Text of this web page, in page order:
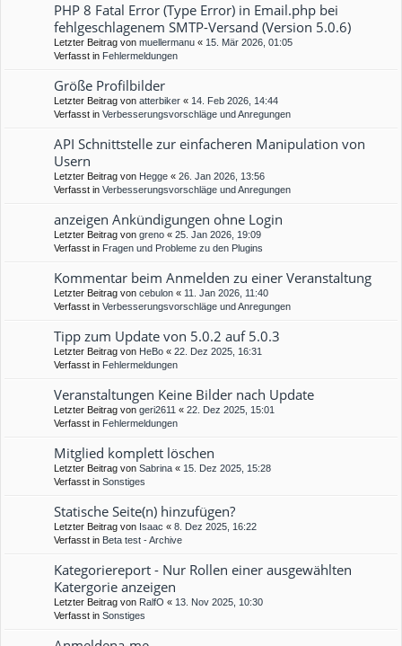
PHP 8 Fatal Error (Type Error) in Email.php bei
fehlgeschlagenem SMTP-Versand (Version 5.0.6)
Letzter Beitrag von muellermanu « 15. Mär 2026, 01:05
Verfasst in Fehlermeldungen
Größe Profilbilder
Letzter Beitrag von atterbiker « 14. Feb 2026, 14:44
Verfasst in Verbesserungsvorschläge und Anregungen
API Schnittstelle zur einfacheren Manipulation von
Usern
Letzter Beitrag von Hegge « 26. Jan 2026, 13:56
Verfasst in Verbesserungsvorschläge und Anregungen
anzeigen Ankündigungen ohne Login
Letzter Beitrag von greno « 25. Jan 2026, 19:09
Verfasst in Fragen und Probleme zu den Plugins
Kommentar beim Anmelden zu einer Veranstaltung
Letzter Beitrag von cebulon « 11. Jan 2026, 11:40
Verfasst in Verbesserungsvorschläge und Anregungen
Tipp zum Update von 5.0.2 auf 5.0.3
Letzter Beitrag von HeBo « 22. Dez 2025, 16:31
Verfasst in Fehlermeldungen
Veranstaltungen Keine Bilder nach Update
Letzter Beitrag von geri2611 « 22. Dez 2025, 15:01
Verfasst in Fehlermeldungen
Mitglied komplett löschen
Letzter Beitrag von Sabrina « 15. Dez 2025, 15:28
Verfasst in Sonstiges
Statische Seite(n) hinzufügen?
Letzter Beitrag von Isaac « 8. Dez 2025, 16:22
Verfasst in Beta test - Archive
Kategoriereport - Nur Rollen einer ausgewählten
Katergorie anzeigen
Letzter Beitrag von RalfO « 13. Nov 2025, 10:30
Verfasst in Sonstiges